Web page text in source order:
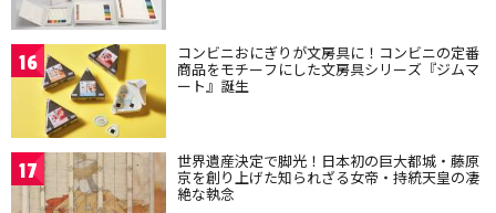
16 コンビニおにぎりが文房具に！コンビニの定番
商品をモチーフにした文房具シリーズ『ジムマ
ート』誕生
17 世界遺産決定で脚光！日本初の巨大都城・藤原
京を創り上げた知られざる女帝・持統天皇の凄
絶な執念